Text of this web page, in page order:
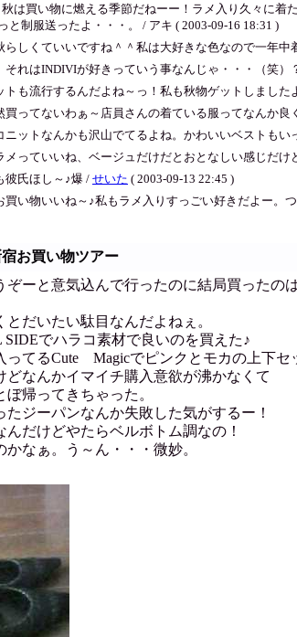
は買い物に燃える季節だねーー！ラメ入り久々に着
と制服送ったよ・・・。 / アキ ( 2003-09-16 18:31 )
らしくていいですね＾＾私は大好きな色なので一年
それはINDIVIが好きっていう事なんじゃ・・・（笑
トも流行するんだよね～っ！私も秋物ゲットしました
買ってないわぁ～店員さんの着ている服ってなんか
ニットなんかも沢山でてるよね。かわいいベストも
メっていいね、ベージュだけだとおとなしい感じだ
彼氏ほし～♪爆 /せいた ( 2003-09-13 22:45 )
買い物いいね～♪私もラメ入りすっごい好きだよー。
お買い物ツアー
ぞーと意気込んで行ったのに結局買ったの
とだいたい駄目なんだよねぇ。
SIDEでハラコ素材で良いのを買えた♪
ってるCute Magicでピンクとモカの上下セ
どなんかイマイチ購入意欲が沸かなくて
帰ってきちゃった。
たジーパンなんか失敗した気がするー！
んだけどやたらベルボトム調なの！
かなぁ。う～ん・・・微妙。